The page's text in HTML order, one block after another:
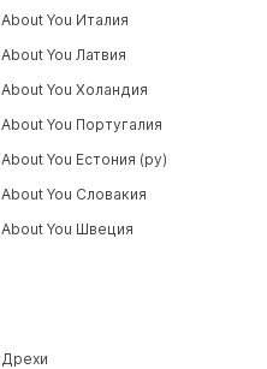
Дрехи
About You Италия
About You Латвия
About You Холандия
About You Португалия
About You Естония (ру)
About You Словакия
About You Швеция